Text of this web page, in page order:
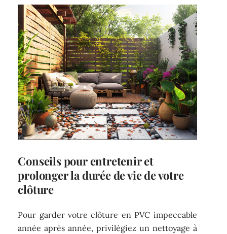
Conseils pour entretenir et
prolonger la durée de vie de votre
clôture
Pour garder votre clôture en PVC impeccable
année après année, privilégiez un nettoyage à